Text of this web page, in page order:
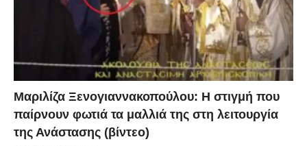
Μαριλίζα Ξενογιαννακοπούλου: Η στιγμή που
παίρνουν φωτιά τα μαλλιά της στη λειτουργία
της Ανάστασης (βίντεο)